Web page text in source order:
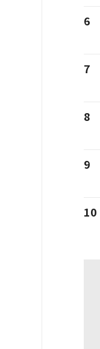
6
7
8
9
10